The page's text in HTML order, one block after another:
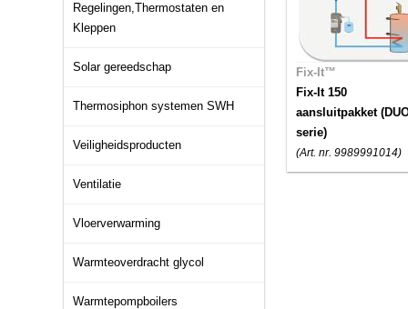
Regelingen,Thermostaten en
Kleppen
Solar gereedschap
Thermosiphon systemen SWH
Veiligheidsproducten
Ventilatie
Vloerverwarming
Warmteoverdracht glycol
Warmtepompboilers
Fix-It™
Fix-It 150
aansluitpakket
serie)
(Art. nr. 9989991014)